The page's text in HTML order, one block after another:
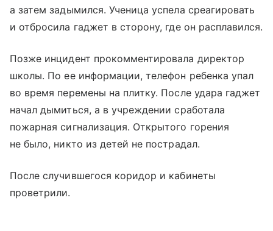
а затем задымился. Ученица успела среагировать
и отбросила гаджет в сторону, где он расплавился.
Позже инцидент прокомментировала директор
школы. По ее информации, телефон ребенка упал
во время перемены на плитку. После удара гаджет
начал дымиться, а в учреждении сработала
пожарная сигнализация. Открытого горения
не было, никто из детей не пострадал.
После случившегося коридор и кабинеты
проветрили.